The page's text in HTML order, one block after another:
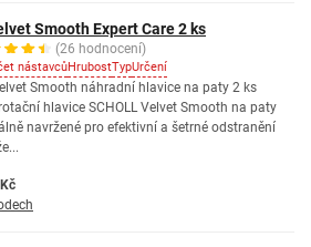
Smooth Expert Care 2 ks
(26 hodnocení)
nástavcůHrubostTypUrčení
Smooth náhradní hlavice na paty 2 ks
hlavice SCHOLL Velvet Smooth na paty
navržené pro efektivní a šetrné odstranění